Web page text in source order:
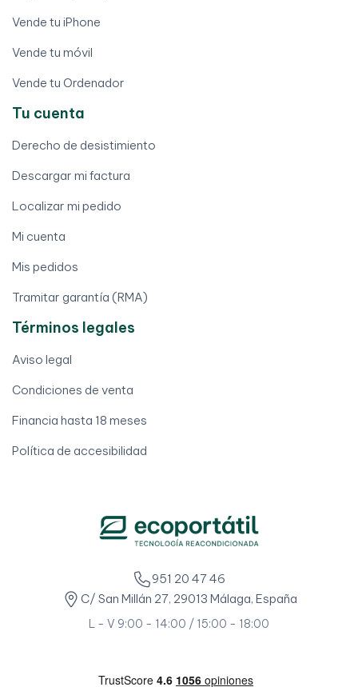
Vende tu iPhone
Vende tu móvil
Vende tu Ordenador
Tu cuenta
Derecho de desistimiento
Descargar mi factura
Localizar mi pedido
Mi cuenta
Mis pedidos
Tramitar garantía (RMA)
Términos legales
Aviso legal
Condiciones de venta
Financia hasta 18 meses
Política de accesibilidad
951 20 47 46
C/ San Millán 27, 29013 Málaga, España
L - V 9:00 - 14:00 / 15:00 - 18:00